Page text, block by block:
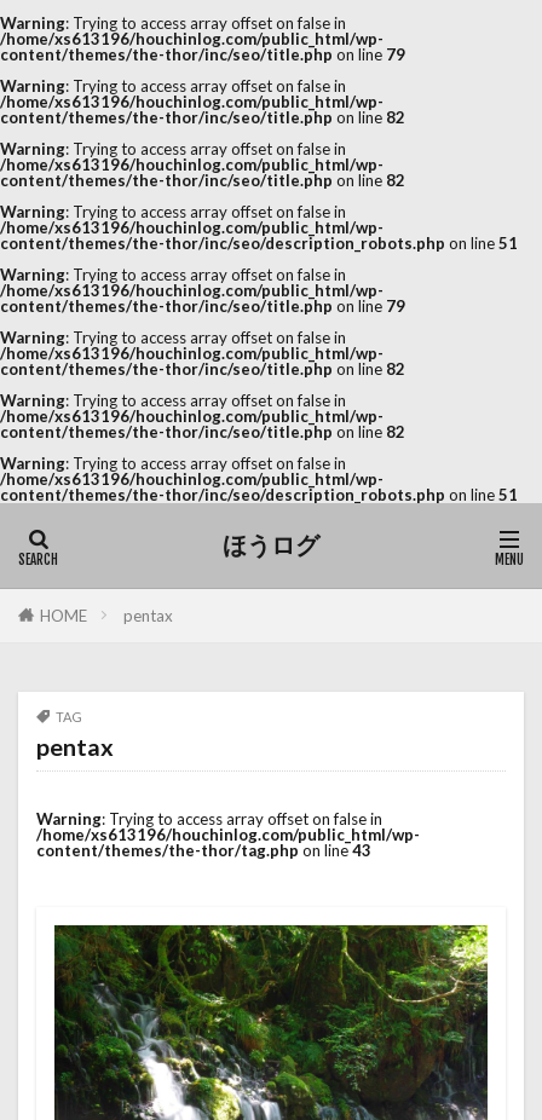
Warning: Trying to access array offset on false in
/home/xs613196/houchinlog.com/public_html/wp-
content/themes/the-thor/inc/seo/title.php on line 79
Warning: Trying to access array offset on false in
/home/xs613196/houchinlog.com/public_html/wp-
content/themes/the-thor/inc/seo/title.php on line 82
Warning: Trying to access array offset on false in
/home/xs613196/houchinlog.com/public_html/wp-
content/themes/the-thor/inc/seo/title.php on line 82
Warning: Trying to access array offset on false in
/home/xs613196/houchinlog.com/public_html/wp-
content/themes/the-thor/inc/seo/description_robots.php on line51
Warning: Trying to access array offset on false in
/home/xs613196/houchinlog.com/public_html/wp-
content/themes/the-thor/inc/seo/title.php on line 79
Warning: Trying to access array offset on false in
/home/xs613196/houchinlog.com/public_html/wp-
content/themes/the-thor/inc/seo/title.php on line 82
Warning: Trying to access array offset on false in
/home/xs613196/houchinlog.com/public_html/wp-
content/themes/the-thor/inc/seo/title.php on line 82
Warning: Trying to access array offset on false in
/home/xs613196/houchinlog.com/public_html/wp-
content/themes/the-thor/inc/seo/description_robots.php on line51
ほうログ
HOME pentax
TAG
pentax
Warning: Trying to access array offset on false in
/home/xs613196/houchinlog.com/public_html/wp-
content/themes/the-thor/tag.php on line43